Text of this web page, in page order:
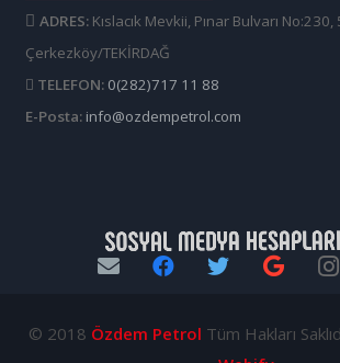
ADRES: Kıslacık Mevkii, Pınar Bulvarı
Çerkezköy/TEKİRDAĞ
TELEFON: 0(282)717 11 88
E-Posta: info@ozdempetrol.com
© 2018 Özdem Petrol Tüm Hakları